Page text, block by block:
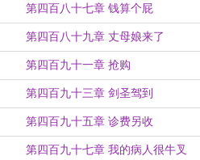
第四百八十七章 钱算个屁
第四百八十九章 丈母娘来了
第四百九十一章 抢购
第四百九十三章 剑圣驾到
第四百九十五章 诊费另收
第四百九十七章 我的病人很牛叉